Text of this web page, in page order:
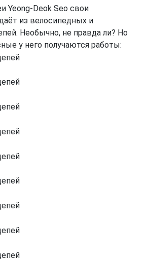
Yeong-Deok Seo свои
из велосипедных и
Необычно, не правда ли? Но
у него получаются работы: